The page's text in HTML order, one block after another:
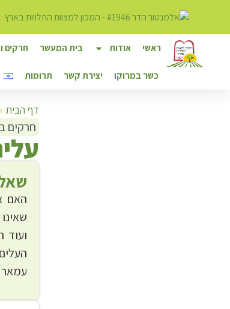
ראשי אודות בית המעשר חרקים
כשר במרוקו יצירת קשר תרומות
דף הבית
חרקים
ע
האם